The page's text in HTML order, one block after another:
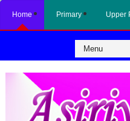
Home Primary Upper